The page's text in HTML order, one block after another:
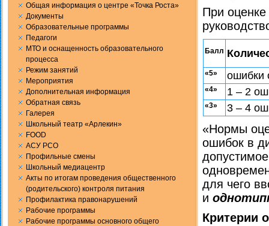
Общая информация о центре «Точка Роста»
Документы
Образовательные программы
Педагоги
МТО и оснащенность образовательного
процесса
Режим занятий
Мероприятия
Дополнительная информация
Обратная связь
Галерея
Школьный театр «Арлекин»
FOOD
АСУ РСО
Профильные смены
Школьный медиацентр
Акты по итогам проведения общественного
(родительского) контроля питания
Профилактика правонарушений
Рабочие программы
Рабочие программы основного общего
При оценке
Балл
«5» ошибки
«4» 1 – 2
«3» 3 – 4
«Нормы
ошибок в
для чего
и
Критерии